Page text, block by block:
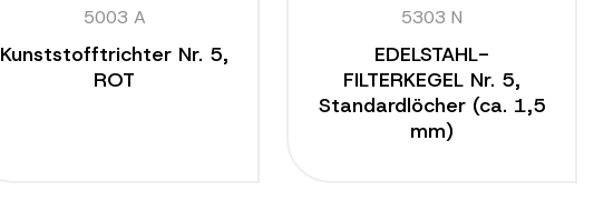
5003 A
Kunststofftrichter Nr. 5,
ROT
5303 N
EDELSTAHL-
FILTERKEGEL Nr. 5,
Standardlöcher (ca. 1,5
mm)